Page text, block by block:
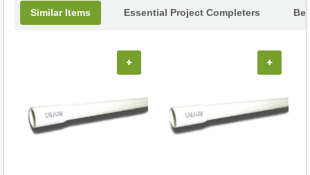
Similar Items Essential Project Completers
+ +